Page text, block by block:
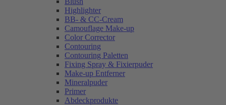
Highlighter
BB- & CC-Cream
Camouflage Make-up
Color Corrector
Contouring
Contouring Paletten
Fixing Spray & Fixierpuder
Make-up Entferner
Mineralpuder
Primer
Abdeckprodukte